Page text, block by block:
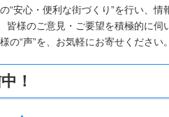
“安心・便利な街づくり”を行い、
皆様のご意見・ご要望を積極的に伺
“声”を、お気軽にお寄せください。
！